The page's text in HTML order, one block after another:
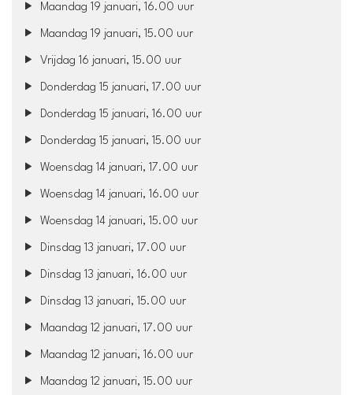
Maandag 19 januari, 16.00 uur
Maandag 19 januari, 15.00 uur
Vrijdag 16 januari, 15.00 uur
Donderdag 15 januari, 17.00 uur
Donderdag 15 januari, 16.00 uur
Donderdag 15 januari, 15.00 uur
Woensdag 14 januari, 17.00 uur
Woensdag 14 januari, 16.00 uur
Woensdag 14 januari, 15.00 uur
Dinsdag 13 januari, 17.00 uur
Dinsdag 13 januari, 16.00 uur
Dinsdag 13 januari, 15.00 uur
Maandag 12 januari, 17.00 uur
Maandag 12 januari, 16.00 uur
Maandag 12 januari, 15.00 uur